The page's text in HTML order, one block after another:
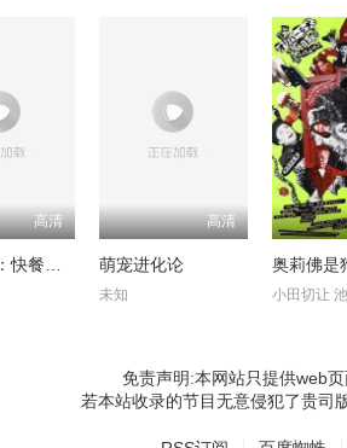
高清 高清
萌宠进化论
未知
免责声明:本网站只提供web
若本站收录的节目无意侵犯了贵司